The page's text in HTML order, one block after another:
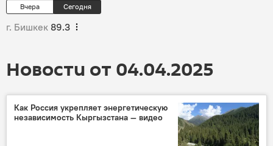
Вчера Сегодня
г. Бишкек 89.3
Новости от 04.04.2025
Как Россия укрепляет энергетическую
независимость Кыргызстана — видео